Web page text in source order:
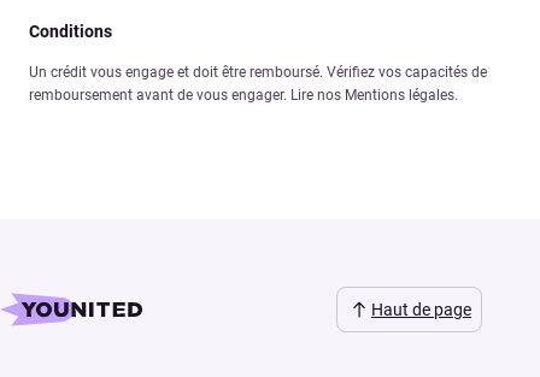
Conditions
Un crédit vous engage et doit être remboursé. Vérifiez vos capacités de
remboursement avant de vous engager. Lire nos Mentions légales.
Haut de page